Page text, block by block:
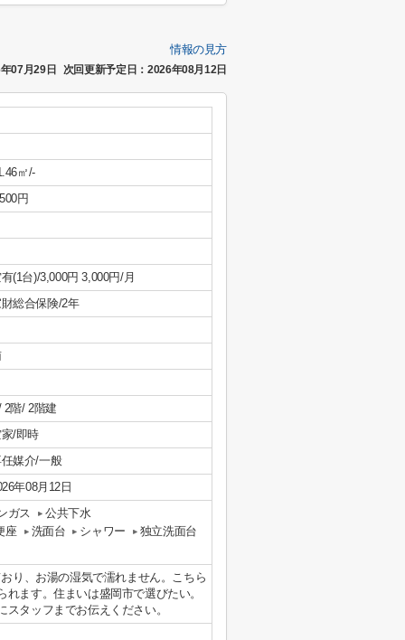
情報の見方
07月29日 次回更新予定日：2026年08月12日
㎡/-
円
(1台)/3,000円 3,000円/月
総合保険/2年
2階/ 2階建
/即時
媒介/一般
年08月12日
ガス
公共下水
座
洗面台 シャワー 独立洗面台
り、お湯の湿気で濡れません。こちら
ます。住まいは盛岡市で選びたい。
タッフまでお伝えください。